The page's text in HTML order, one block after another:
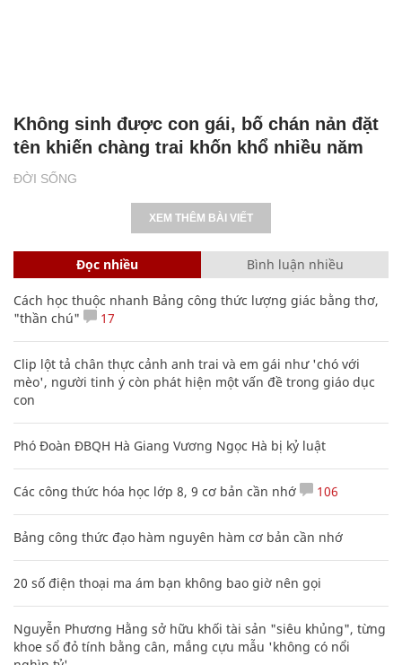
ĐỜI SỐNG
Không sinh được con gái, bố chán nản đặt
tên khiến chàng trai khốn khổ nhiều năm
XEM THÊM BÀI VIẾT
Đọc nhiều Bình luận nhiều
Cách học thuộc nhanh Bảng công thức lượng giác bằng thơ,
"thần chú"
17
Clip lột tả chân thực cảnh anh trai và em gái như 'chó với
mèo', người tinh ý còn phát hiện một vấn đề trong giáo dục
con
Phó Đoàn ĐBQH Hà Giang Vương Ngọc Hà bị kỷ luật
Các công thức hóa học lớp 8, 9 cơ bản cần nhớ 106
Bảng công thức đạo hàm nguyên hàm cơ bản cần nhớ
20 số điện thoại ma ám bạn không bao giờ nên gọi
Nguyễn Phương Hằng sở hữu khối tài sản "siêu khủng", từng
khoe sổ đỏ tính bằng cân, mắng cựu mẫu 'không có nổi